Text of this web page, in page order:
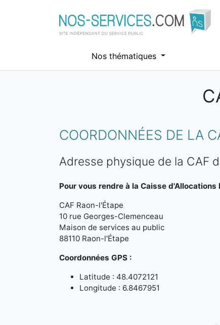
Nos thématiques
COORDONNÉES DE LA
Adresse physique de la CAF
Pour vous rendre à la Caisse d'Allocations
CAF Raon-l'Étape
10 rue Georges-Clemenceau
Maison de services au public
88110 Raon-l'Étape
Coordonnées GPS :
Latitude : 48.4072121
Longitude : 6.8467951